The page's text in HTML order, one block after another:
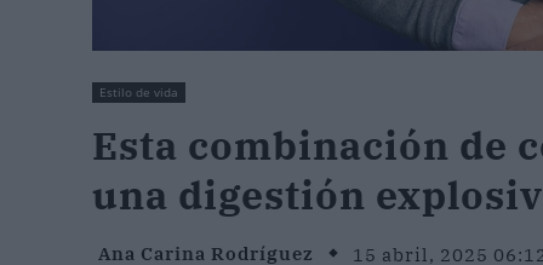
Estilo de vida
Esta combinación de
una digestión
Ana Carina Rodríguez 15 abril, 2025